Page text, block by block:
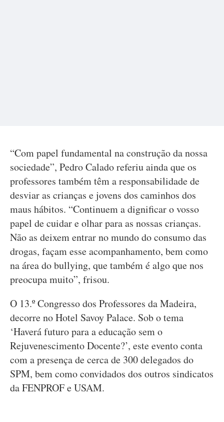
“Com papel fundamental na construção da nossa
sociedade”, Pedro Calado referiu ainda que os
professores também têm a responsabilidade de
desviar as crianças e jovens dos caminhos dos
maus hábitos. “Continuem a dignificar o vosso
papel de cuidar e olhar para as nossas crianças.
Não as deixem entrar no mundo do consumo das
drogas, façam esse acompanhamento, bem como
na área do bullying, que também é algo que nos
preocupa muito”, frisou.
O 13.º Congresso dos Professores da Madeira,
decorre no Hotel Savoy Palace. Sob o tema
‘Haverá futuro para a educação sem o
Rejuvenescimento Docente?’, este evento conta
com a presença de cerca de 300 delegados do
SPM, bem como convidados dos outros sindicatos
da FENPROF e USAM.